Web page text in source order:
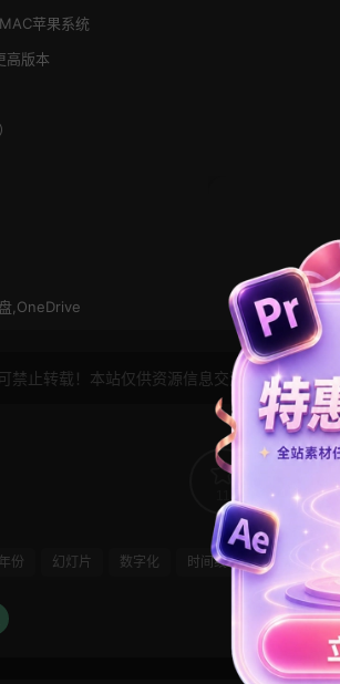
苹果系统
高版本
,OneDrive
禁止转载！本站仅供资源信息交流学习， 版权
1
年份 幻灯片 数字化 时间线 时间轴